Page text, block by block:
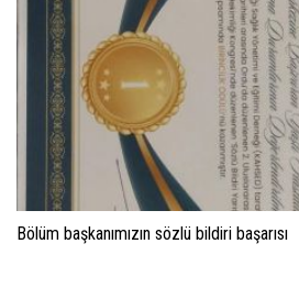
Bölüm başkanımızın sözlü bildiri başarısı